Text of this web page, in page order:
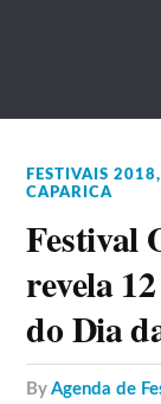
FESTIVAIS 2018,
CAPARICA
Festival
revela
do Dia
byAgenda de